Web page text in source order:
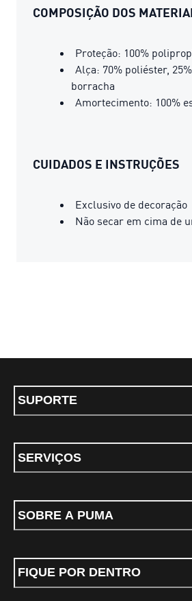
COMPOSIÇÃO DOS
Proteção: 100%
Alça: 70% poliéster,
borracha
Amortecimento: 100%
CUIDADOS E INSTRUÇÕES
Exclusivo de decoração
Não secar em cima de
SUPORTE
SERVIÇOS
SOBRE A PUMA
FIQUE POR DENTRO